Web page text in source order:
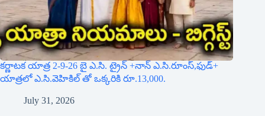
కర్ణాటక యాత్ర 2-9-26 బై ఎ.సి. ట్రైన్ +నాన్ ఎ.సి.రూంస్,ఫుడ్+
యాత్రలో ఎ.సి.వెహికిల్ తో ఒక్కరికి రూ.13,000.
July 31, 2026